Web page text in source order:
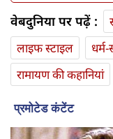
वेबदुनिया पर पढ़ें :
लाइफ स्‍टाइल
रामायण की कहानियां